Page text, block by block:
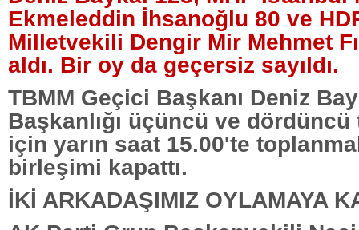
Ekmeleddin İhsanoğlu 80 ve
Milletvekili Dengir Mir Mehmet
aldı. Bir oy da geçersiz sayıldı.
TBMM Geçici Başkanı Deniz
Başkanlığı üçüncü ve dördüncü
için yarın saat 15.00'te
birleşimi kapattı.
İKİ ARKADAŞIMIZ OYLAMAYA